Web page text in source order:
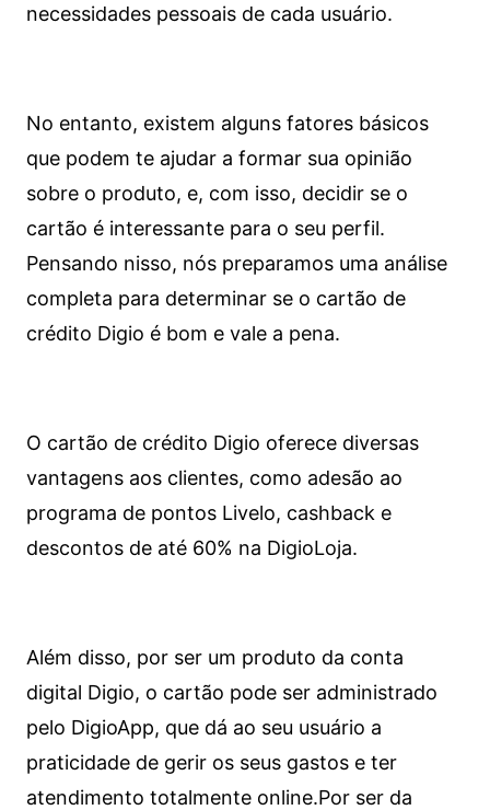
necessidades pessoais de cada usuário.
No entanto, existem alguns fatores básicos
que podem te ajudar a formar sua opinião
sobre o produto, e, com isso, decidir se o
cartão é interessante para o seu perfil.
Pensando nisso, nós preparamos uma análise
completa para determinar se o cartão de
crédito Digio é bom e vale a pena.
O cartão de crédito Digio oferece diversas
vantagens aos clientes, como adesão ao
programa de pontos Livelo, cashback e
descontos de até 60% na DigioLoja.
Além disso, por ser um produto da conta
digital Digio, o cartão pode ser administrado
pelo DigioApp, que dá ao seu usuário a
praticidade de gerir os seus gastos e ter
atendimento totalmente online.Por ser da